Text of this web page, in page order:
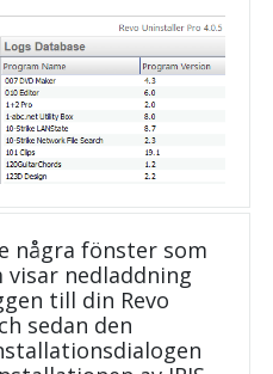
några fönster som
nedladdning
till din Revo
sedan den